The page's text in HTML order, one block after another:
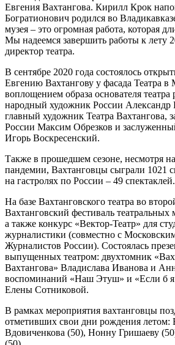
Евгения Вахтангова. Кирилл Крок
Богратионович родился во
музея – это огромная работа, которая
Мы надеемся завершить работы к лету
директор театра.
В сентябре 2020 года состоялось
Евгению Вахтангову у фасада Театра в
воплощением образа основателя театра
народный художник России Александр
главный художник Театра Вахтангова,
России Максим Обрезков и
Игорь Воскресенский.
Также в прошедшем сезоне, несмотря
пандемии, Вахтанговцы сыграли 1021
на гастролях по России – 49 спектаклей.
На базе Вахтанговского театра во
Вахтанговский фестиваль
а также конкурс «Вектор-Театр» для
журналистики (совместно с
Журналистов России). Состоялась
выпущенных театром: двухтомник
Вахтангова» Владислава Иванова и
воспоминаний «Наш Этуш» и «Если б
Елены Сотниковой.
В рамках мероприятия вахтанговцы
отметивших свои дни рождения летом:
Вдовиченкова (50), Нонну Гришаеву